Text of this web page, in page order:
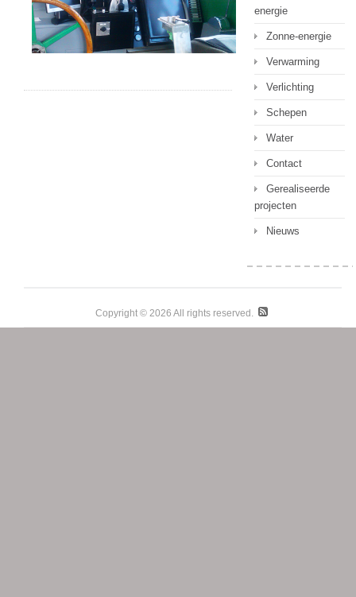
energie
Zonne-energie
Verwarming
Verlichting
Schepen
Water
Contact
Gerealiseerde
projecten
Nieuws
Copyright © 2026 All rights reserved.